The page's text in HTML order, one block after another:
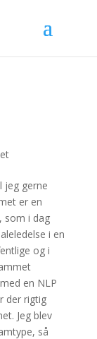
jeg gerne
er en
som i dag
i en
og i
en NLP
der rigtig
Jeg blev
så